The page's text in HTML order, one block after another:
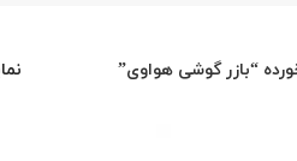
“بازر گوشی هواوی”